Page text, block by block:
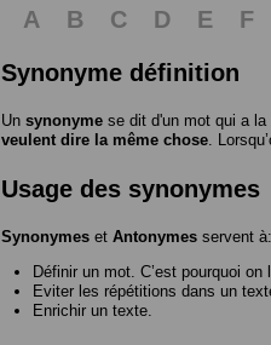
A B C D E F
Synonyme définition
Un synonyme se dit d'un mot qui a
veulent dire la même chose.
Usage des synonymes
Synonymes et Antonymes servent à:
Définir un mot. C’est pourquoi
Eviter les répétitions dans un
Enrichir un texte.